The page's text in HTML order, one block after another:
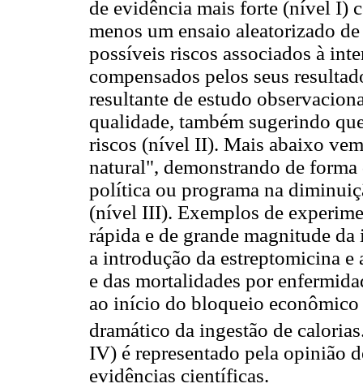
de evidência mais forte (nível I)
menos um ensaio aleatorizado
possíveis riscos associados à
compensados pelos seus
resultante de estudo
qualidade, também sugerindo
riscos (nível II). Mais abaixo
natural", demonstrando de
política ou programa na
(nível III). Exemplos de
rápida e de grande magnitude
a introdução da estreptomicina
e das mortalidades por
ao início do bloqueio
dramático da ingestão de
IV) é representado pela opinião
evidências científicas.